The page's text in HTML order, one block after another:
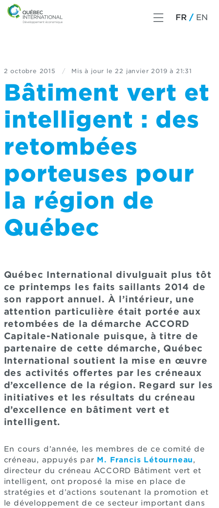
FR EN
2 octobre 2015 / Mis à jour le 22 janvier 2019 à 21:31
Bâtiment vert et
intelligent : des
retombées
porteuses pour
la région de
Québec
Québec International divulguait plus tôt
ce printemps les faits saillants 2014 de
son rapport annuel. À l’intérieur, une
attention particulière était portée aux
retombées de la démarche ACCORD
Capitale-Nationale puisque, à titre de
partenaire de cette démarche, Québec
International soutient la mise en œuvre
des activités offertes par les créneaux
d’excellence de la région. Regard sur les
initiatives et les résultats du créneau
d’excellence en bâtiment vert et
intelligent.
En cours d’année, les membres de ce comité de
créneau, appuyés par M. Francis Létourneau,
directeur du créneau ACCORD Bâtiment vert et
intelligent, ont proposé la mise en place de
stratégies et d’actions soutenant la promotion et
le développement de ce secteur important dans